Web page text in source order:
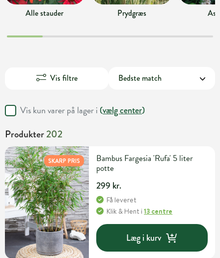
Alle stauder Prydgræs
Vis filtre
Vis kun varer på lager i (vælg center)
Produkter202
SKARP PRIS
Bambus Fargesia 'Rufa' 5 liter
potte
299 kr.
Få leveret
Klik & Hent i13 centre
Læg i kurv